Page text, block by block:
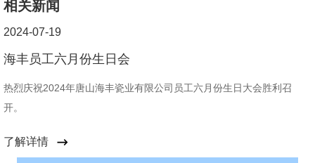
相关新闻
2024-07-19
海丰员工六月份生日会
热烈庆祝2024年唐山海丰瓷业有限公司员工六月份生日大会胜利召
开。
了解详情